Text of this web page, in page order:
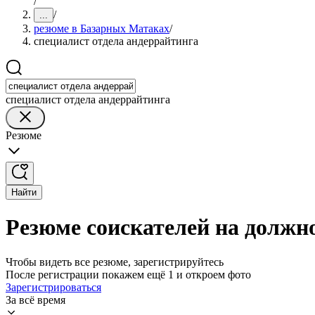
... /
резюме в Базарных Матаках/
специалист отдела андеррайтинга
специалист отдела андеррайтинга
Резюме
Найти
Резюме соискателей на
Чтобы видеть все резюме, зарегистрируйтесь
После регистрации покажем ещё 1 и откроем фото
Зарегистрироваться
За всё время